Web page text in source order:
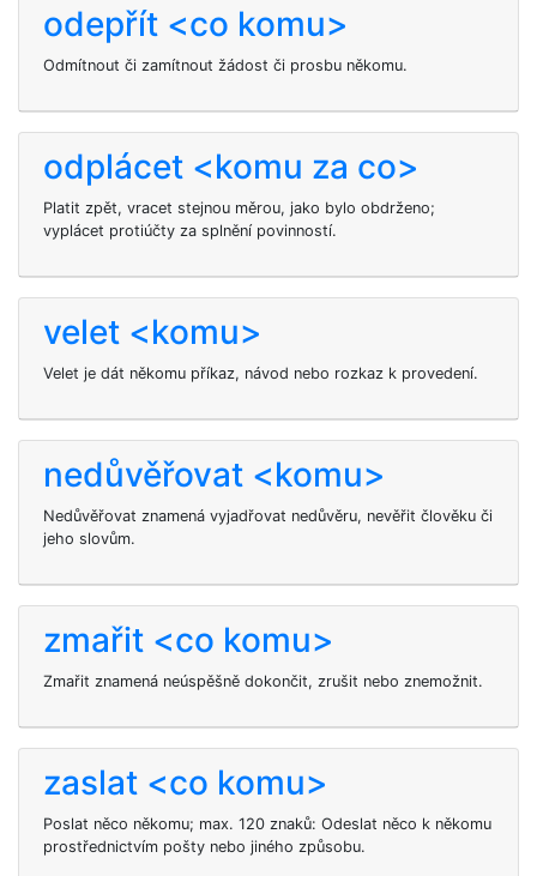
odepřít <co komu>
Odmítnout či zamítnout žádost či prosbu někomu.
odplácet <komu za co>
Platit zpět, vracet stejnou měrou, jako bylo obdrženo;
vyplácet protiúčty za splnění povinností.
velet <komu>
Velet je dát někomu příkaz, návod nebo rozkaz k provedení.
nedůvěřovat <komu>
Nedůvěřovat znamená vyjadřovat nedůvěru, nevěřit člověku či
jeho slovům.
zmařit <co komu>
Zmařit znamená neúspěšně dokončit, zrušit nebo znemožnit.
zaslat <co komu>
Poslat něco někomu; max. 120 znaků: Odeslat něco k někomu
prostřednictvím pošty nebo jiného způsobu.